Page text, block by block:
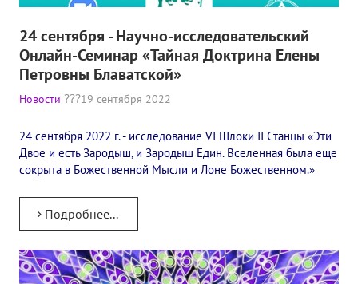
24 сентября - Научно-исследовательский
Онлайн-Семинар «Тайная Доктрина Елены
Петровны Блаватской»
Новости 19 сентября 2022
24 сентября 2022 г. - исследование VI Шлоки II Станцы «Эти
Двое и есть Зародыш, и Зародыш Един. Вселенная была еще
сокрыта в Божественной Мысли и Лоне Божественном.»
Подробнее...